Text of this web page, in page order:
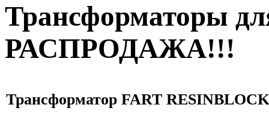
Трансформаторы
РАСПРОДАЖА!!!
Трансформатор FART